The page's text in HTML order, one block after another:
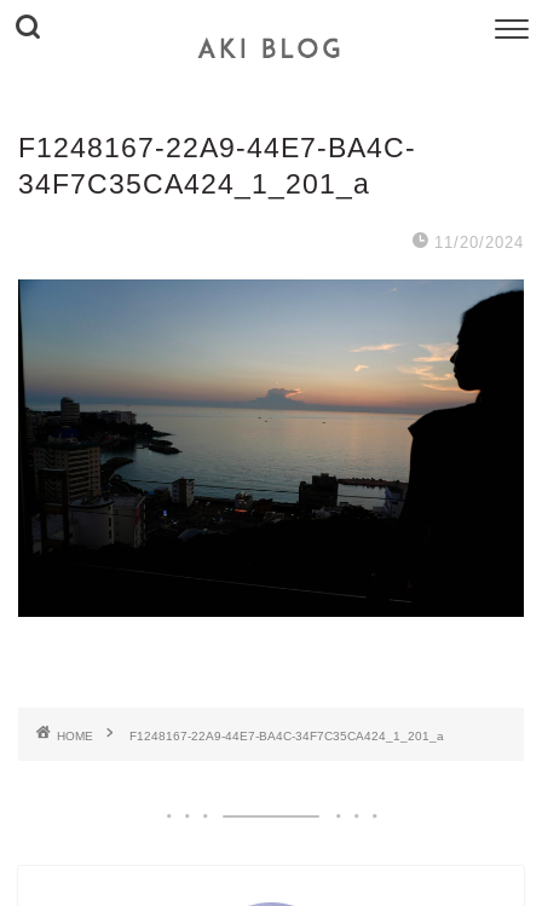
F1248167-22A9-44E7-BA4C-
34F7C35CA424_1_201_a
11/20/2024
HOME F1248167-22A9-44E7-BA4C-34F7C35CA424_1_201_a